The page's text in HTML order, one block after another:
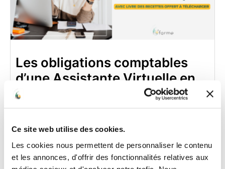
Ce site web utilise des cookies.
Les cookies nous permettent de personnaliser le contenu
et les annonces, d'offrir des fonctionnalités relatives aux
Les obligations comptables
d’une Assistante Virtuelle en
micro-entreprise (livre des
recettes offert à télécharger)
Virtuelle en micro-entreprise (avec livre des
recettes à télécharger)